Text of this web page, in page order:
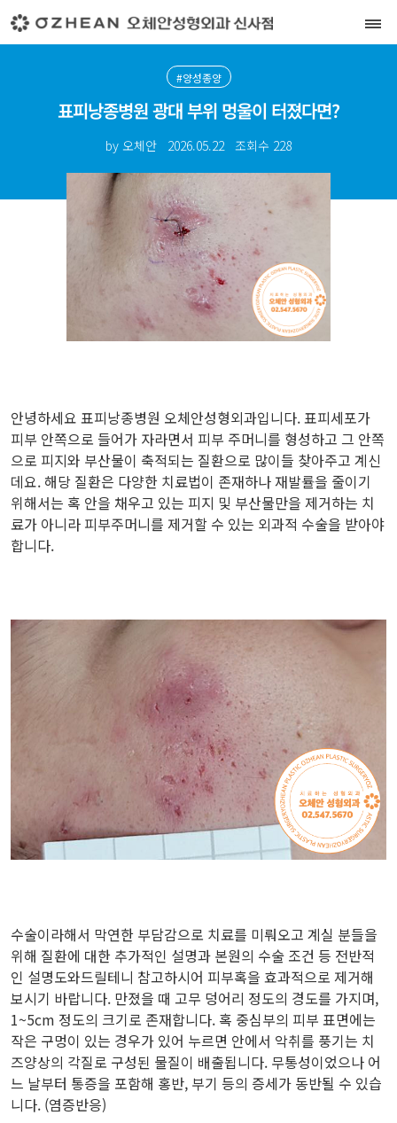
#양성종양
표피낭종병원 광대 부위 멍울이 터졌다면?
by 오체안 2026.05.22 조회수 228
안녕하세요 표피낭종병원 오체안성형외과입니다. 표피세포가
피부 안쪽으로 들어가 자라면서 피부 주머니를 형성하고 그 안쪽
으로 피지와 부산물이 축적되는 질환으로 많이들 찾아주고 계신
데요. 해당 질환은 다양한 치료법이 존재하나 재발률을 줄이기
위해서는 혹 안을 채우고 있는 피지 및 부산물만을 제거하는 치
료가 아니라 피부주머니를 제거할 수 있는 외과적 수술을 받아야
합니다.
수술이라해서 막연한 부담감으로 치료를 미뤄오고 계실 분들을
위해 질환에 대한 추가적인 설명과 본원의 수술 조건 등 전반적
인 설명도와드릴테니 참고하시어 피부혹을 효과적으로 제거해
보시기 바랍니다. 만졌을 때 고무 덩어리 정도의 경도를 가지며,
1~5cm 정도의 크기로 존재합니다. 혹 중심부의 피부 표면에는
작은 구멍이 있는 경우가 있어 누르면 안에서 악취를 풍기는 치
즈양상의 각질로 구성된 물질이 배출됩니다. 무통성이었으나 어
느 날부터 통증을 포함해 홍반, 부기 등의 증세가 동반될 수 있습
니다. (염증반응)